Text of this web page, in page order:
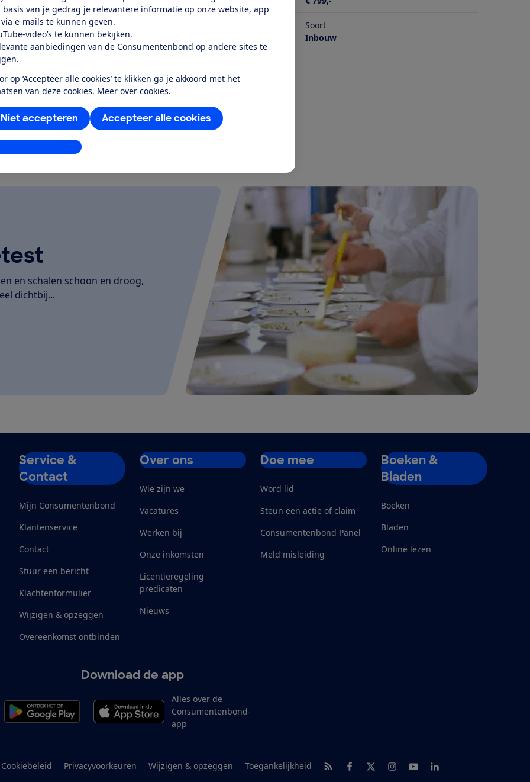
basis van je gedrag je relevantere informatie op onze website, app
e-mails te kunnen geven.
video’s te kunnen bekijken.
aanbiedingen van de Consumentenbond op andere sites te
op ‘Accepteer alle cookies’ te klikken ga je akkoord met het
van deze cookies. Meer over cookies.
Accepteer alle cookies
Niet accepteren
aanpassen
Soort
Inbouw
alle geteste producten
en schalen schoon en droog,
dichtbij...
Service &
Contact
Mijn Consumentenbond
Klantenservice
Contact
Stuur een bericht
Klachtenformulier
Wijzigen & opzeggen
Overeenkomst ontbinden
Over ons
Wie zijn we
Vacatures
Werken bij
Onze inkomsten
Licentieregeling
predicaten
Nieuws
Doe mee
Word lid
Steun een actie of claim
Consumentenbond Panel
Meld misleiding
Boeken &
Bladen
Boeken
Bladen
Online lezen
Download de app
Alles over de
Consumentenbond-
app
Cookiebeleid Privacyvoorkeuren Wijzigen & opzeggen Toegankelijkheid RSS-feed nieuws
Facebook
TwitterInstagram
YoutubeLinkedIn